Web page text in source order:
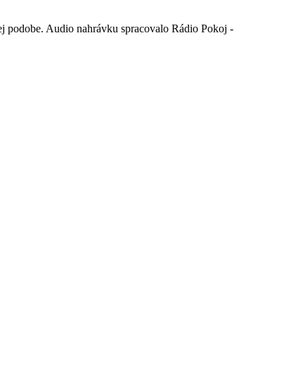
podobe. Audio nahrávku spracovalo Rádio Pokoj -